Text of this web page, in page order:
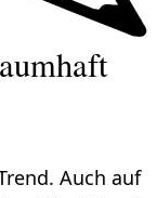
Auch auf